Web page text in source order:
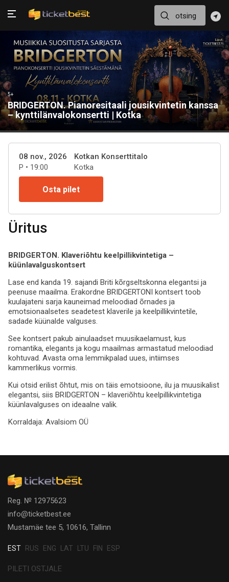
5+
BRIDGERTON. Pianoresitaali jousikvintetin kanssa
– kynttilänvalokonsertti | Kotka
08 nov., 2026
P • 19:00
Kotkan Konserttitalo
Kotka
Osta pilet
Üritus
BRIDGERTON. Klaveriõhtu keelpillikvintetiga –
küünlavalguskontsert
Lase end kanda 19. sajandi Briti kõrgseltskonna elegantsi ja
peenuse maailma. Erakordne BRIDGERTONI kontsert toob
kuulajateni sarja kauneimad meloodiad õrnades ja
emotsionaalsetes seadetest klaverile ja keelpillikvintetile,
sadade küünalde valguses.
See kontsert pakub ainulaadset muusikaelamust, kus
romantika, elegants ja kogu maailmas armastatud meloodiad
kohtuvad. Avasta oma lemmikpalad uues, intiimses
kammerlikus vormis.
Kui otsid erilist õhtut, mis on täis emotsioone, ilu ja muusikalist
elegantsi, siis BRIDGERTON – klaveriõhtu keelpillikvintetiga
küünlavalguses on ideaalne valik.
Korraldaja: Avalsiom OÜ
Reg. № 12975623
info@ticketbest.ee
Mustamäe tee 5, 10616, Tallinn
EST RUS ENG LAT LTU FIN ESP
PILETI OSTJALE